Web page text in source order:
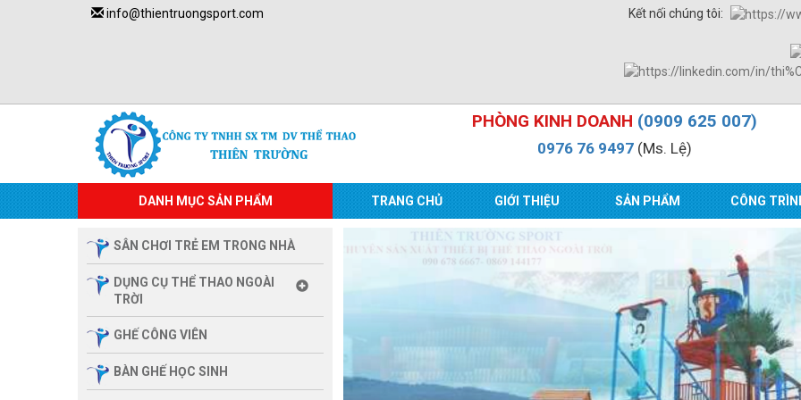
info@thientruongsport.com Kết nối chúng tôi:
PHÒNG KINH DOANH (0909 625 007)
0976 76 9497(Ms. Lệ)
DANH MỤC SẢN PHẨM TRANG CHỦ GIỚI THIỆU SẢN PHẨM CÔNG
SÂN CHƠI TRẺ EM TRONG NHÀ
DỤNG CỤ THỂ THAO NGOÀI
TRỜI
GHẾ CÔNG VIÊN
BÀN GHẾ HỌC SINH